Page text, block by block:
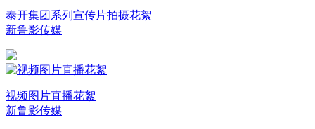
泰开集团系列宣传片拍摄花絮
新鲁影传媒
视频图片直播花絮
新鲁影传媒